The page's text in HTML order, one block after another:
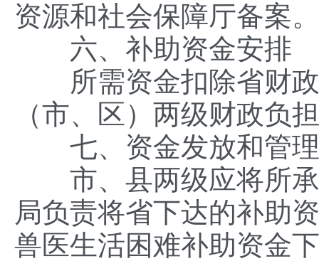
资源和社会保障厅备案。
六、补助资金安排
所需资金扣除省财政
（市、区）两级财政负
七、资金发放和管理
市、县两级应将所承
局负责将省下达的补助
兽医生活困难补助资金